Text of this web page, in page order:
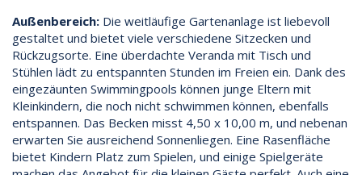
Außenbereich: Die weitläufige Gartenanlage ist liebevoll
gestaltet und bietet viele verschiedene Sitzecken und
Rückzugsorte. Eine überdachte Veranda mit Tisch und
Stühlen lädt zu entspannten Stunden im Freien ein. Dank des
eingezäunten Swimmingpools können junge Eltern mit
Kleinkindern, die noch nicht schwimmen können, ebenfalls
entspannen. Das Becken misst 4,50 x 10,00 m, und nebenan
erwarten Sie ausreichend Sonnenliegen. Eine Rasenfläche
bietet Kindern Platz zum Spielen, und einige Spielgeräte